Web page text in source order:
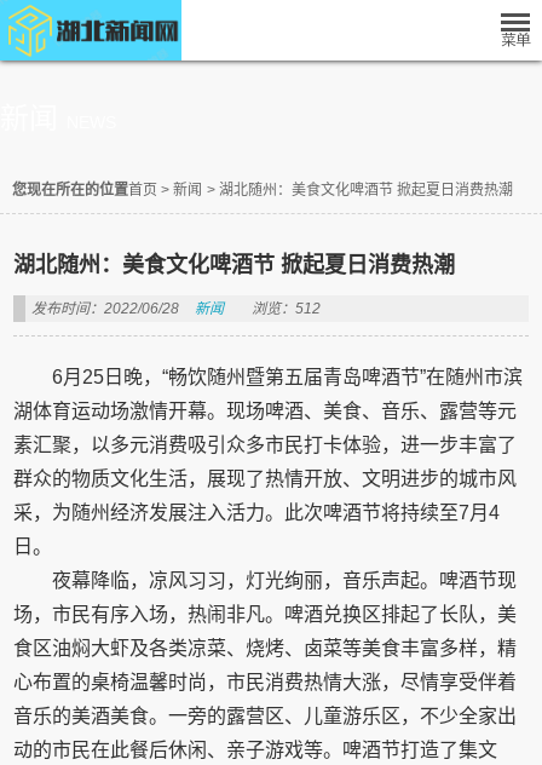
您现在所在的位置首页 > 新闻 > 湖北随州：美食文化啤酒节 掀起夏日消费热潮
湖北随州：美食文化啤酒节 掀起夏日消费热潮
发布时间：2022/06/28 新闻 浏览：512
6月25日晚，“畅饮随州暨第五届青岛啤酒节”在随州市滨
湖体育运动场激情开幕。现场啤酒、美食、音乐、露营等元
素汇聚，以多元消费吸引众多市民打卡体验，进一步丰富了
群众的物质文化生活，展现了热情开放、文明进步的城市风
采，为随州经济发展注入活力。此次啤酒节将持续至7月4
日。
夜幕降临，凉风习习，灯光绚丽，音乐声起。啤酒节现
场，市民有序入场，热闹非凡。啤酒兑换区排起了长队，美
食区油焖大虾及各类凉菜、烧烤、卤菜等美食丰富多样，精
心布置的桌椅温馨时尚，市民消费热情大涨，尽情享受伴着
音乐的美酒美食。一旁的露营区、儿童游乐区，不少全家出
动的市民在此餐后休闲、亲子游戏等。啤酒节打造了集文